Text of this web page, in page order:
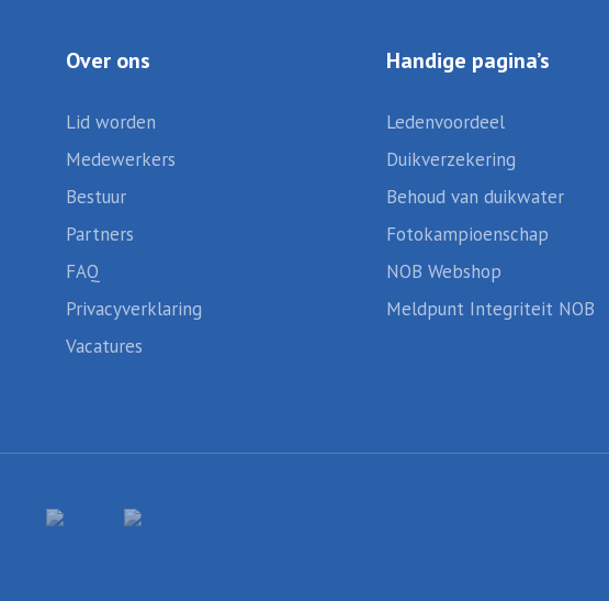
Over ons
Lid worden
Medewerkers
Bestuur
Partners
FAQ
Privacyverklaring
Vacatures
Handige pagina’s
Ledenvoordeel
Duikverzekering
Behoud van duikwater
Fotokampioenschap
NOB Webshop
Meldpunt Integriteit NOB